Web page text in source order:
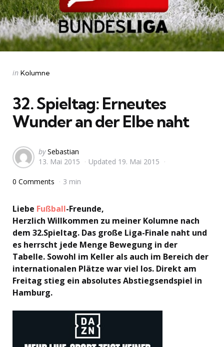
Categories
Posted
in Kolumne
32. Spieltag: Erneutes
Wunder an der Elbe naht
Posted
by
by Sebastian
13. Mai 2015
Updated 19. Mai 2015
0 Comments 3 min
Liebe Fußball-Freunde,
Herzlich Willkommen zu meiner Kolumne nach
dem 32.Spieltag. Das große Liga-Finale naht und
es herrscht jede Menge Bewegung in der
Tabelle. Sowohl im Keller als auch im Bereich der
internationalen Plätze war viel los. Direkt am
Freitag stieg ein absolutes Abstiegsendspiel in
Hamburg.